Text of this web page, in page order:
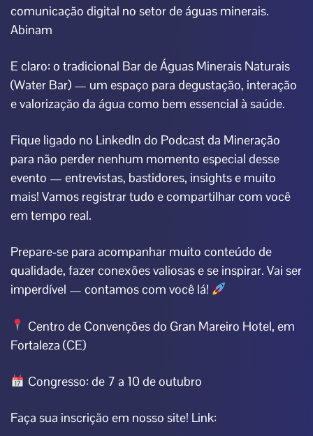
comunicação digital no setor de águas minerais.
Abinam
E claro: o tradicional Bar de Águas Minerais Naturais
(Water Bar) — um espaço para degustação, interação
e valorização da água como bem essencial à saúde.
Fique ligado no LinkedIn do Podcast da Mineração
para não perder nenhum momento especial desse
evento — entrevistas, bastidores, insights e muito
mais! Vamos registrar tudo e compartilhar com você
em tempo real.
Prepare-se para acompanhar muito conteúdo de
qualidade, fazer conexões valiosas e se inspirar. Vai ser
imperdível — contamos com você lá!
Centro de Convenções do Gran Mareiro Hotel, em
Fortaleza (CE)
Congresso: de 7 a 10 de outubro
Faça sua inscrição em nosso site! Link: